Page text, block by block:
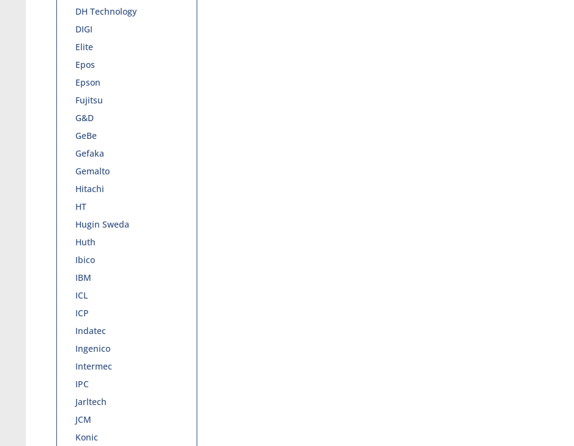
DH Technology
DIGI
Elite
Epos
Epson
Fujitsu
G&D
GeBe
Gefaka
Gemalto
Hitachi
HT
Hugin Sweda
Huth
Ibico
IBM
ICL
ICP
Indatec
Ingenico
Intermec
IPC
Jarltech
JCM
Konic